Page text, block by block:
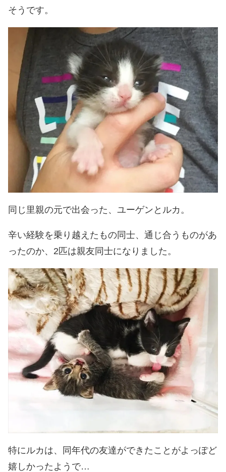
そうです。
同じ里親の元で出会った、ユーゲンとルカ。
辛い経験を乗り越えたもの同士、通じ合うものがあ
ったのか、2匹は親友同士になりました。
特にルカは、同年代の友達ができたことがよっぽど
嬉しかったようで…